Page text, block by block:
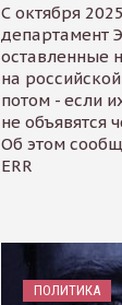
С октября
департамент
оставленные
на
потом - если
не объявятся
Об этом
ERR
ПОЛИТИКА